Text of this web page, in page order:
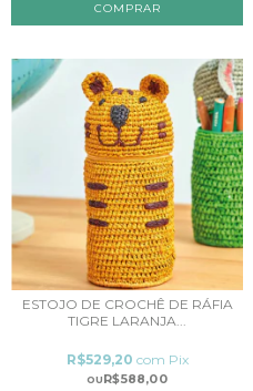
ESTOJO DE CROCHÊ DE RÁFIA
TIGRE LARANJA...
R$588,00
R$529,20 com Pix